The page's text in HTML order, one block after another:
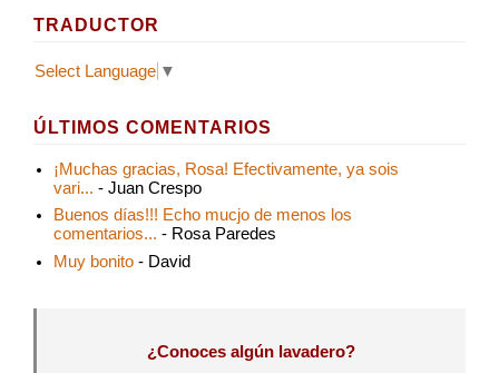
TRADUCTOR
Select Language ▼
ÚLTIMOS COMENTARIOS
¡Muchas gracias, Rosa! Efectivamente, ya sois
vari... - Juan Crespo
Buenos días!!! Echo mucjo de menos los
comentarios... - Rosa Paredes
Muy bonito - David
¿Conoces algún lavadero?